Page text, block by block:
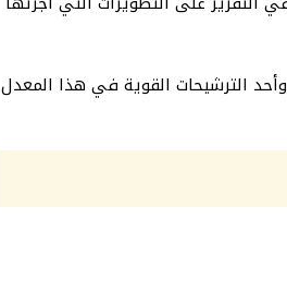
سامسونج جالاكسي A10 اس من أرخص الموبايلات ضمن الفئة 2000 إلى 2500 وأحد الترشيحات القوية في هذا المعدل